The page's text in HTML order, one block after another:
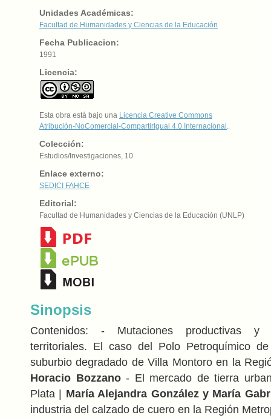
Unidades Académicas:
Facultad de Humanidades y Ciencias de la Educación
Fecha Publicacion:
1991
Licencia:
Esta obra está bajo una Licencia Creative Commons
Atribución-NoComercial-CompartirIgual 4.0 Internacional
Colección:
Estudios/Investigaciones, 10
Enlace externo:
SEDICI FAHCE
Editorial:
Facultad de Humanidades y Ciencias de la Educación (UNLP)
Sinopsis
Contenidos: - Mutaciones productivas y
territoriales. El caso del Polo Petroquímico
suburbio degradado de Villa Montoro en la
Horacio Bozzano- El mercado de tierra
Plata | María Alejandra González y María
industria del calzado de cuero en la Región